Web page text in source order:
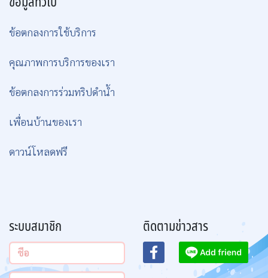
ข้อมูลทั่วไป
ข้อตกลงการใช้บริการ
คุณภาพการบริการของเรา
ข้อตกลงการร่วมทริปดำน้ำ
เพื่อนบ้านของเรา
ระบบสมาชิก ติดตามข่าวสาร